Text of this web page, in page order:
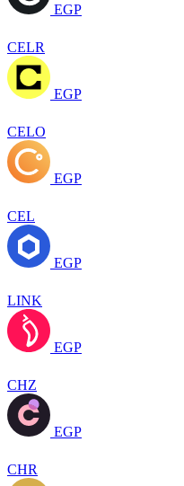
EGP
CELR
EGP
CELO
EGP
CEL
EGP
LINK
EGP
CHZ
EGP
CHR